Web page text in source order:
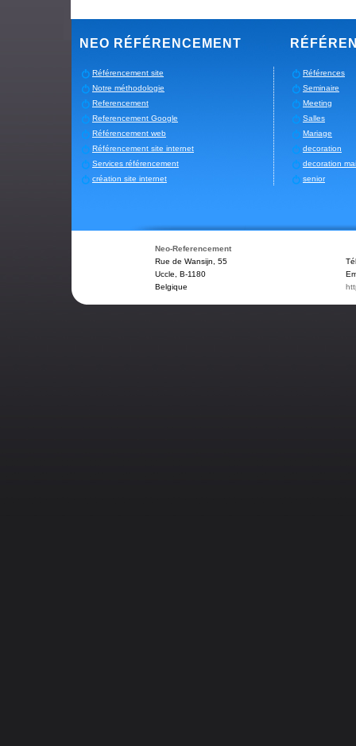
NEO RÉFÉRENCEMENT
Référencement site
Notre méthodologie
Referencement
Referencement Google
Référencement web
Référencement site internet
Services référencement
création site internet
Références
Seminaire
Meeting
Salles
Mariage
decoration
decoration
senior
Neo-Referencement
Rue de Wansijn, 55
Uccle, B-1180
Belgique